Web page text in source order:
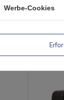
Werbe-Cookies